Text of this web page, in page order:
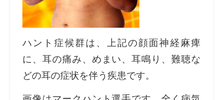
ハント症候群は、上記の顔面神経麻痺
に、耳の痛み、めまい、耳鳴り、難聴な
どの耳の症状を伴う疾患です。